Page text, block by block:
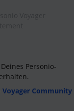
Personio-
Voyager Community